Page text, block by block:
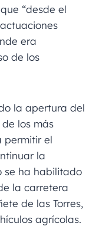
“desde el
era
de los
la apertura del
los más
permitir el
la
se ha habilitado
la carretera
de las Torres,
agrícolas.